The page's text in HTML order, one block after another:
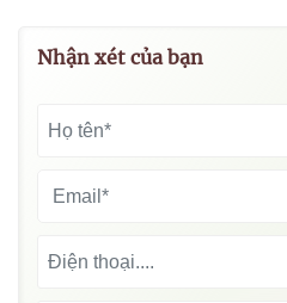
Nhận xét của bạn